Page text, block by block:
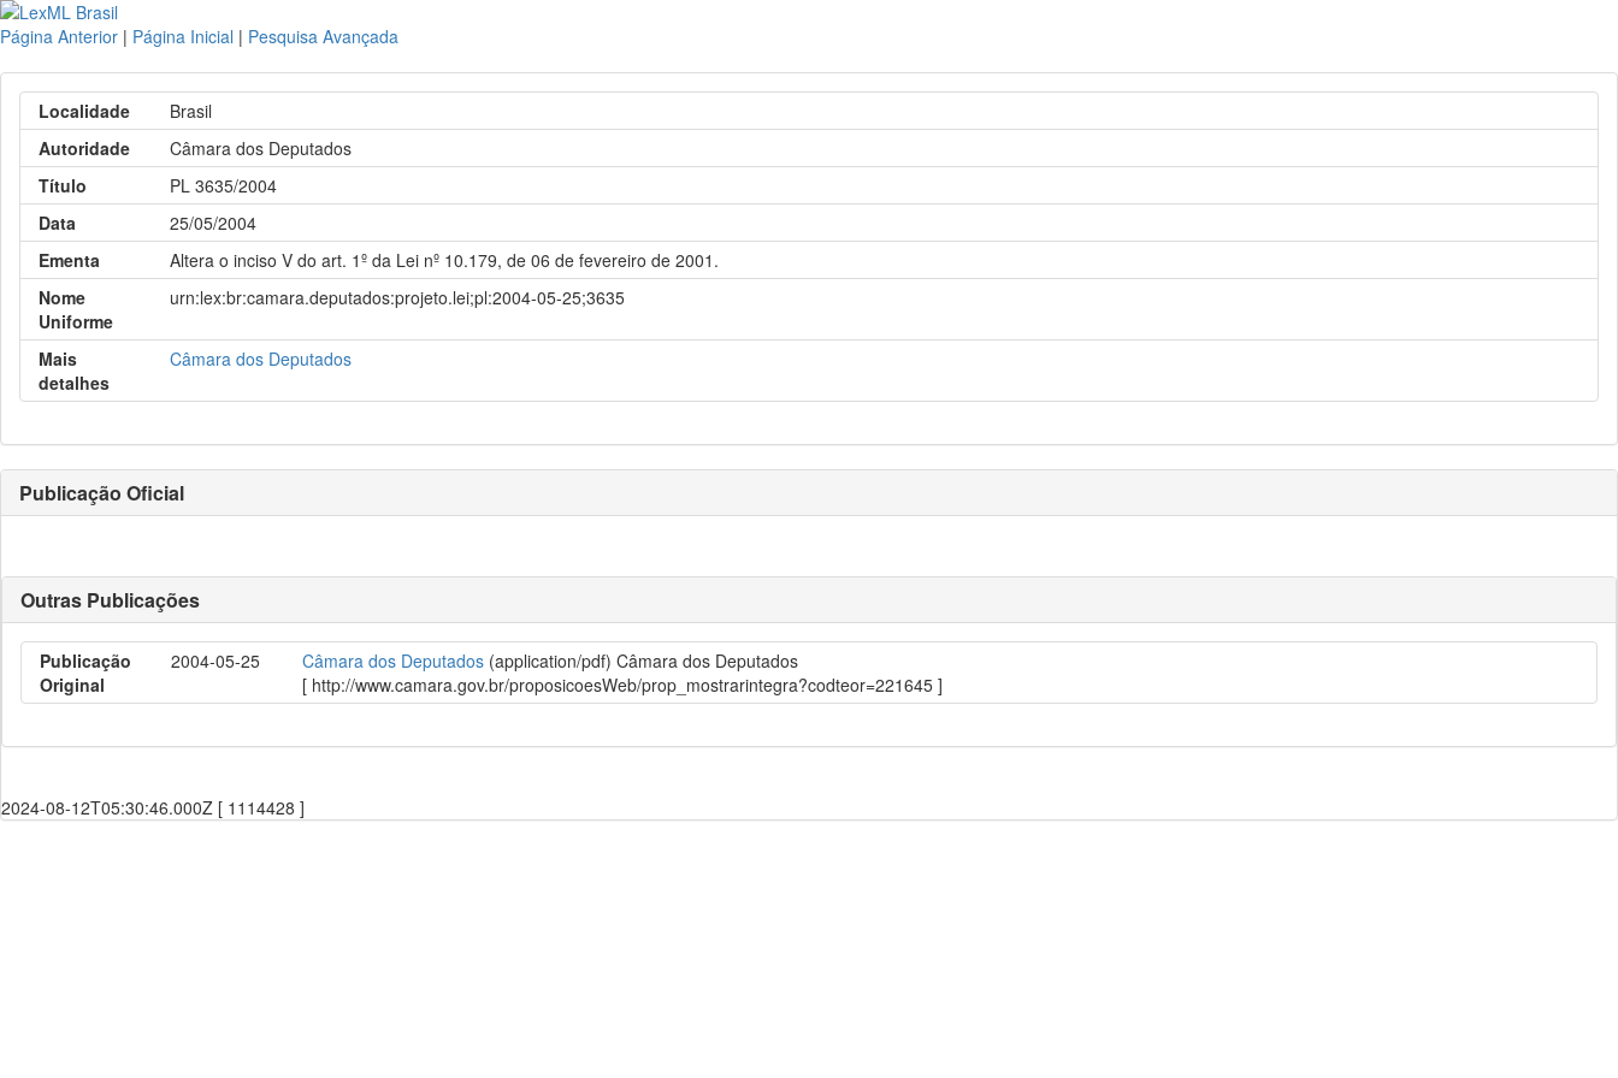
Página Anterior | Página Inicial | Pesquisa Avançada
Localidade
Brasil
Autoridade
Câmara dos Deputados
Título
PL 3635/2004
Data
25/05/2004
Ementa
Altera o inciso V do art. 1º da Lei nº 10.179, de 06 de fevereiro de 2001.
Nome
Uniforme
urn:lex:br:camara.deputados:projeto.lei;pl:2004-05-25;3635
Mais
detalhes
Câmara dos Deputados
Publicação Oficial
Outras Publicações
Publicação
Original
2004-05-25 Câmara dos Deputados (application/pdf) Câmara dos Deputados
[ http://www.camara.gov.br/proposicoesWeb/prop_mostrarintegra?codteor=221645 ]
2024-08-12T05:30:46.000Z [ 1114428 ]